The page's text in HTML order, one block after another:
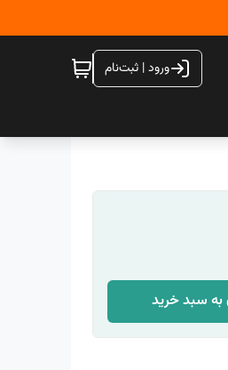
ورود | ثبت‌نام
به سبد خرید